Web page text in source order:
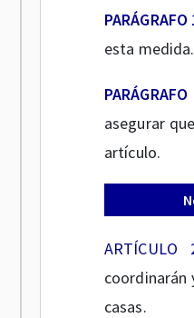
PARÁGRAFO
esta medida.
asegurar
artículo.
ARTÍCULO
coordinarán
casas.